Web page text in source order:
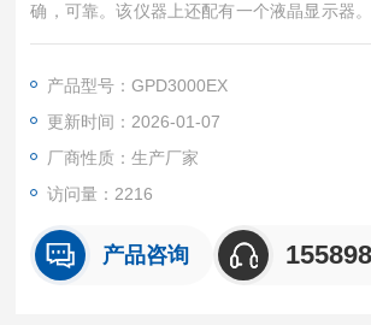
确，可靠。该仪器上还配有一个液晶显示器
式输出，输出端显示出燃气浓度的变化。该
煤气）等。
产品型号：GPD3000EX
更新时间：2026-01-07
厂商性质：生产厂家
访问量：2216
产品咨询